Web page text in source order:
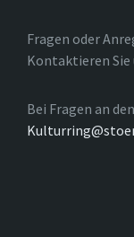
Fragen oder
Kontaktieren Sie
Bei Fragen an